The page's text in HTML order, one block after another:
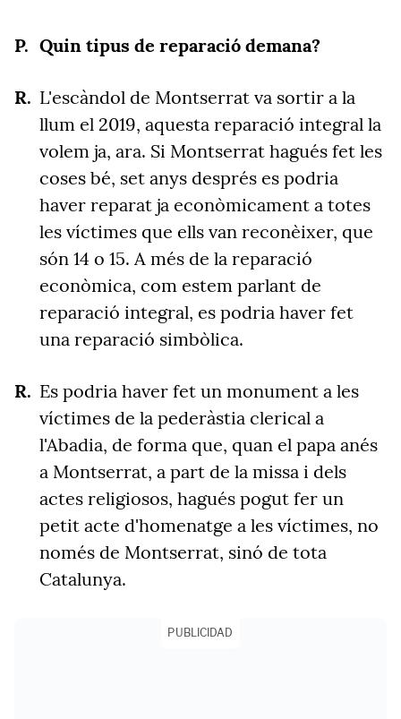
Quin tipus de reparació demana?
L'escàndol de Montserrat va sortir a la
llum el 2019, aquesta reparació integral la
volem ja, ara. Si Montserrat hagués fet les
coses bé, set anys després es podria
haver reparat ja econòmicament a totes
les víctimes que ells van reconèixer, que
són 14 o 15. A més de la reparació
econòmica, com estem parlant de
reparació integral, es podria haver fet
una reparació simbòlica.
Es podria haver fet un monument a les
víctimes de la pederàstia clerical a
l'Abadia, de forma que, quan el papa anés
a Montserrat, a part de la missa i dels
actes religiosos, hagués pogut fer un
petit acte d'homenatge a les víctimes, no
només de Montserrat, sinó de tota
Catalunya.
PUBLICIDAD